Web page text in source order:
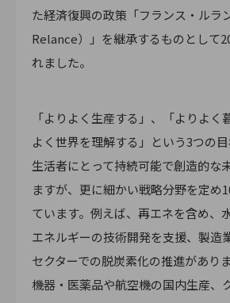
た経済復興の政策「フランス・ルラ
Relance）」を継承するものとして
れました。
「よりよく生産する」、「よりよく
よく世界を理解する」という3つの
生活者にとって持続可能で創造的な
ますが、更に細かい戦略分野を定め
ています。例えば、再エネを含め、
エネルギーの技術開発を支援、製造
セクターでの脱炭素化の推進があり
機器・医薬品や航空機の国内生産、